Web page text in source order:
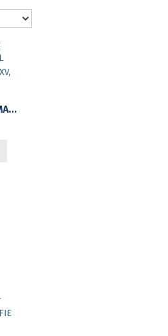
STUDIA POLITICA. ROMANIAN POLITICAL SCIENCE REVIEW, VOL. XV, NO.2, 2015